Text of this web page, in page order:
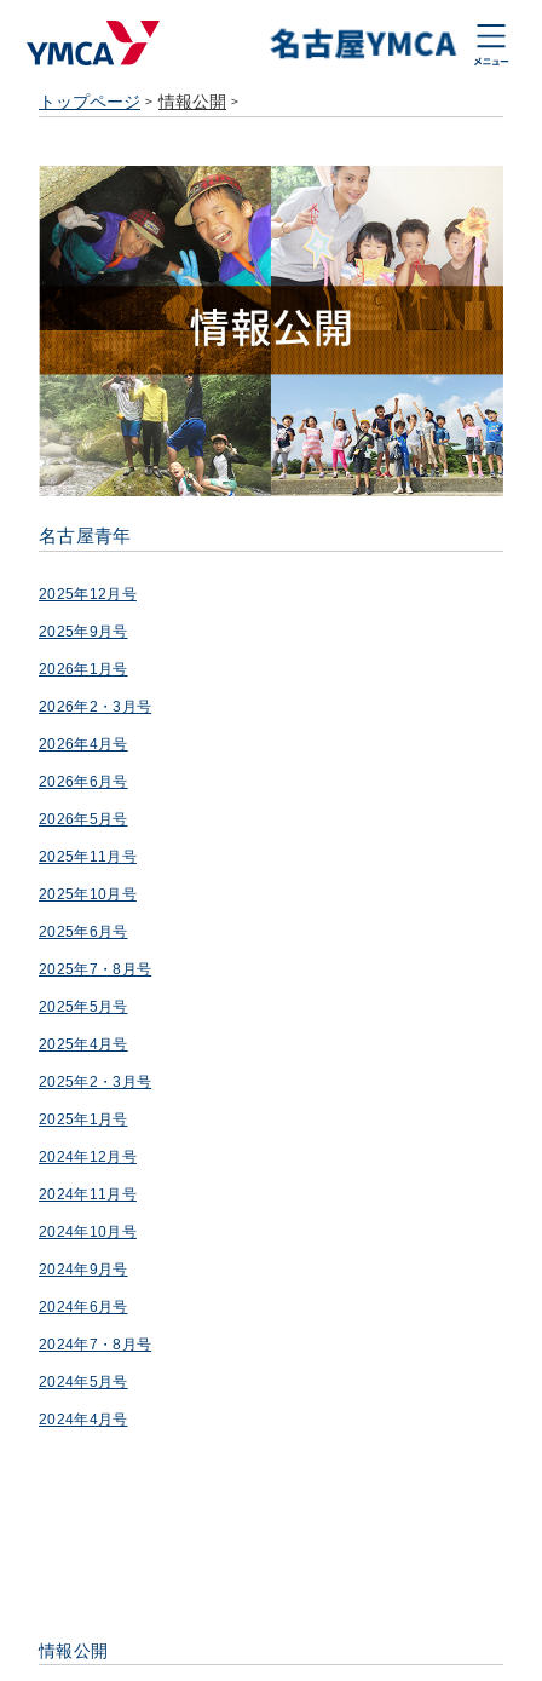
トップページ 情報公開
情報公開
名古屋青年
2025年12月号
2025年9月号
2026年1月号
2026年2・3月号
2026年4月号
2026年6月号
2026年5月号
2025年11月号
2025年10月号
2025年6月号
2025年7・8月号
2025年5月号
2025年4月号
2025年2・3月号
2025年1月号
2024年12月号
2024年11月号
2024年10月号
2024年9月号
2024年6月号
2024年7・8月号
2024年5月号
2024年4月号